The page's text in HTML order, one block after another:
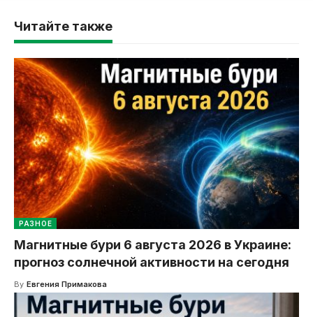
Читайте также
РАЗНОЕ
Магнитные бури 6 августа 2026 в Украине:
прогноз солнечной активности на сегодня
By Евгения Примакова